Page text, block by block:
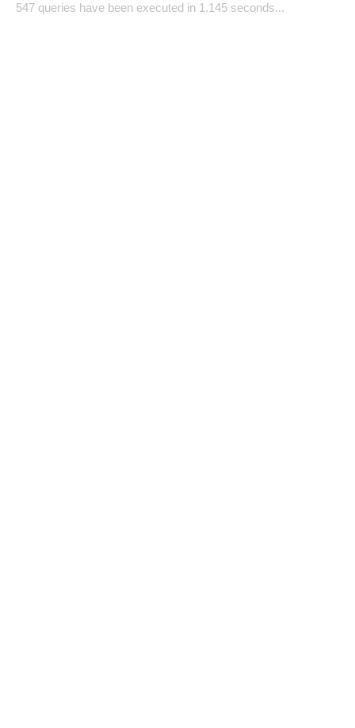
547 queries have been executed in 1.145 seconds...